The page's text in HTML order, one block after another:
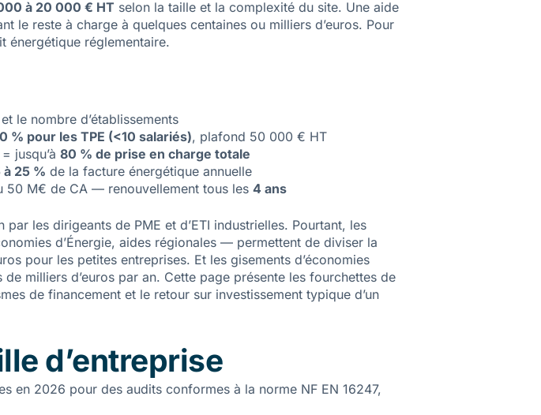
à 20 000 € HT selon la taille et la complexité du site. Une aide
le reste à charge à quelques centaines ou milliers d’euros. Pour
énergétique réglementaire.
le nombre d’établissements
% pour les TPE (<10 salariés), plafond 50 000 € HT
jusqu’à 80 % de prise en charge totale
à 25 % de la facture énergétique annuelle
50 M€ de CA — renouvellement tous les 4 ans
les dirigeants de PME et d’ETI industrielles. Pourtant, les
d’Énergie, aides régionales — permettent de diviser la
pour les petites entreprises. Et les gisements d’économies
milliers d’euros par an. Cette page présente les fourchettes de
de financement et le retour sur investissement typique d’un
d’entreprise
en 2026 pour des audits conformes à la norme NF EN 16247,